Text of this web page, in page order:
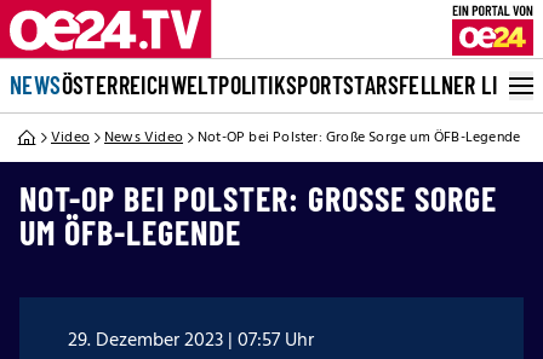
NEWSÖSTERREICHWELTPOLITIKSPORTSTARSFELLNER LIVE
Video News Video Not-OP bei Polster: Große Sorge um ÖFB-Legende
NOT-OP BEI POLSTER: GROSSE SORGE U
M ÖFB-LEGENDE
29. Dezember 2023 | 07:57 Uhr